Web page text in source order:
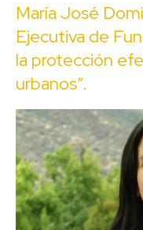
María José
Ejecutiva de
la protección
urbanos”.